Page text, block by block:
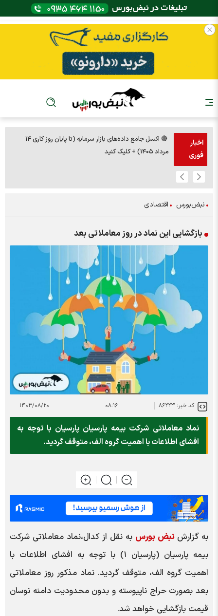
اخبار
فوری
🔴 اکسل جامع داده‌های بازار سرمایه (تا پایان روز کاری ۱۴
مرداد ۱۴۰۵) + کلیک کنید
نبض‌بورس اقتصادی
بازگشایی این نماد در روز معاملاتی بعد
کد خبر: ۸۶۲۲۳ ۰۸:۱۶ ۱۴۰۳/۰۸/۲۰
نماد معاملاتی شرکت بیمه پارسیان پارسیان با توجه به
افشای اطلاعات با اهمیت گروه الف، متوقف گردید.
به گزارش نبض بورس به نقل از کدال،نماد معاملاتی شرکت
بیمه پارسیان (پارسیان ۱) با توجه به افشای اطلاعات با
اهمیت گروه الف، متوقف گردید. نماد مذکور روز معاملاتی
بعد بصورت حراج ناپیوسته و بدون محدودیت دامنه نوسان
قیمت بازگشایی خواهد شد.